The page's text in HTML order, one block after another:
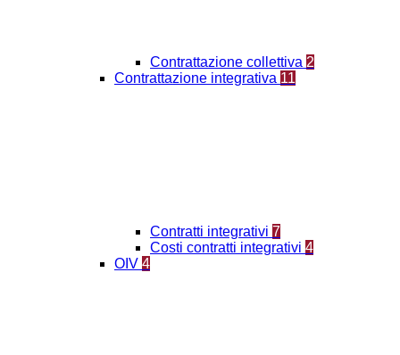
Contrattazione collettiva 2
Contrattazione integrativa 11
Contratti integrativi 7
Costi contratti integrativi 4
OIV 4